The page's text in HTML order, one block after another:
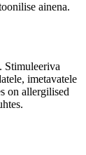
ainena.
Stimuleeriva
imetavatele
on allergilised